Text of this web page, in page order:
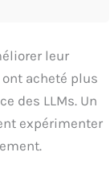
leur
acheté plus
des LLMs. Un
expérimenter